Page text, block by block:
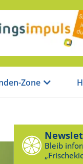
Zone
Bleib